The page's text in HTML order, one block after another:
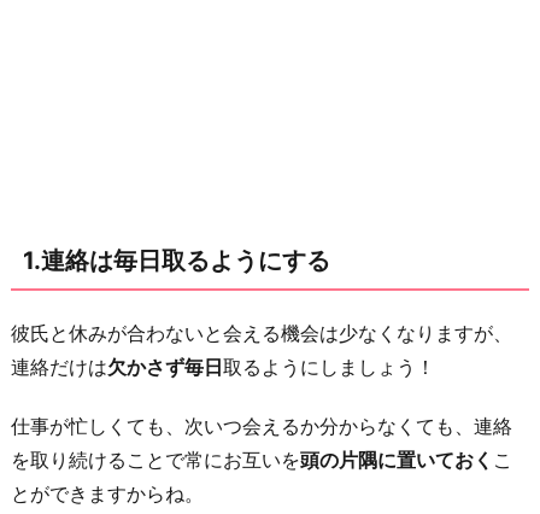
み
の
ほ
う
会
い
に
1.連絡は毎日取るようにする
彼氏と休みが合わないと会える機会は少なくなりますが、
連絡だけは欠かさず毎日取るようにしましょう！
仕事が忙しくても、次いつ会えるか分からなくても、連絡
を取り続けることで常にお互いを頭の片隅に置いておく こ
とができますからね。